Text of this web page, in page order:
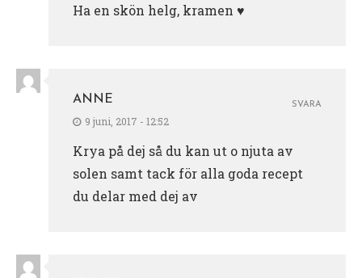
Ha en skön helg, kramen ♥
ANNE
9 juni, 2017 - 12:52
Krya på dej så du kan ut o njuta av
solen samt tack för alla goda recept
du delar med dej av
SVARA